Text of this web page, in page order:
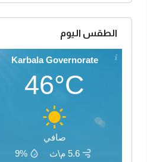
الطقس اليوم
Karbala Governorate
46°C
صافي
5.6 م\ث
9%